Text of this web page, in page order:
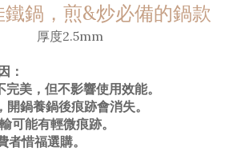
鍋，煎&炒必備的鍋款
厚度2.5mm
：
美，但不影響使用效能。
鍋養鍋後痕跡會消失。
可能有輕微痕跡。
者惜福選購。